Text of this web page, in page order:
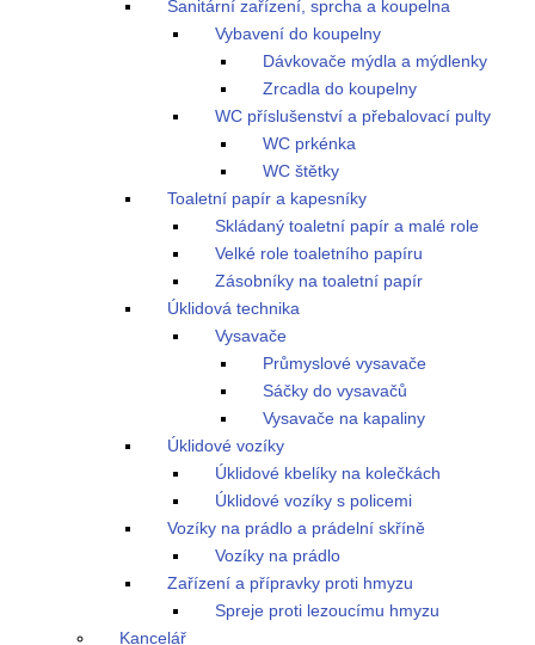
Sanitární zařízení, sprcha a koupelna
Vybavení do koupelny
Dávkovače mýdla a mýdlenky
Zrcadla do koupelny
WC příslušenství a přebalovací pulty
WC prkénka
WC štětky
Toaletní papír a kapesníky
Skládaný toaletní papír a malé role
Velké role toaletního papíru
Zásobníky na toaletní papír
Úklidová technika
Vysavače
Průmyslové vysavače
Sáčky do vysavačů
Vysavače na kapaliny
Úklidové vozíky
Úklidové kbelíky na kolečkách
Úklidové vozíky s policemi
Vozíky na prádlo a prádelní skříně
Vozíky na prádlo
Zařízení a přípravky proti hmyzu
Spreje proti lezoucímu hmyzu
Kancelář